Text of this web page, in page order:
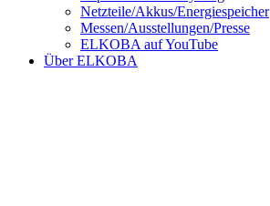
Netzteile/Akkus/Energiespeicher
Messen/Ausstellungen/Presse
ELKOBA auf YouTube
Über ELKOBA